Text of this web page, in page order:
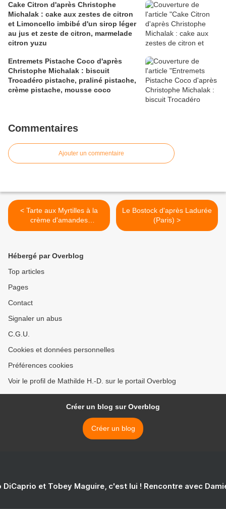
Cake Citron d'après Christophe
Michalak : cake aux zestes de citron
et Limoncello imbibé d'un sirop léger
au jus et zeste de citron, marmelade
citron yuzu
Entremets Pistache Coco d'après
Christophe Michalak : biscuit
Trocadéro pistache, praliné pistache,
crème pistache, mousse coco
Commentaires
Ajouter un commentaire
< Tarte aux Myrtilles à la
crème d'amandes
parfumée à la cannelle
Le Bostock d'après Ladurée
(Paris) >
Hébergé par Overblog
Top articles
Pages
Contact
Signaler un abus
C.G.U.
Cookies et données personnelles
Préférences cookies
Voir le profil de Mathilde H.-D. sur le portail Overblog
Créer un blog sur Overblog
Créer un blog
DiCaprio et Tobey Maguire, c'est lui ! Rencontre avec